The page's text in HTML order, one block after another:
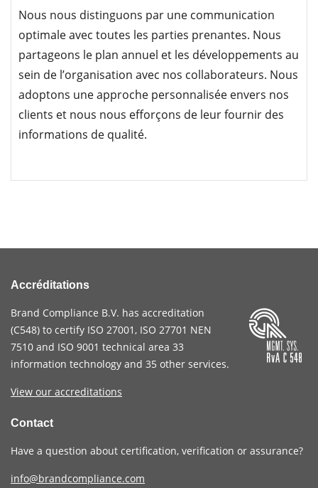
Nous nous distinguons par une communication
optimale avec toutes les parties prenantes. Nous
partageons le plan annuel et les développements au
sein de l’organisation avec nos collaborateurs. Nous
adoptons une approche personnalisée envers nos
clients et nous nous efforçons de leur fournir des
informations de qualité.
Accréditations
Brand Compliance B.V. has accreditation
(C548) to certify ISO 27001, ISO 27701 NEN
7510 and ISO 9001 technical area 33
information technology and 35 other services.
View our accreditations
Contact
Have a question about certification, verification or assurance?
info@brandcompliance.com